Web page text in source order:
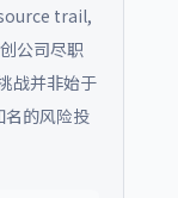
trail,
公司尽职
战并非始于
名的风险投